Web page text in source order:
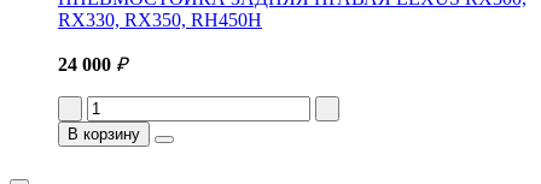
RX330, RX350, RH450H
24 000 ₽
В корзину